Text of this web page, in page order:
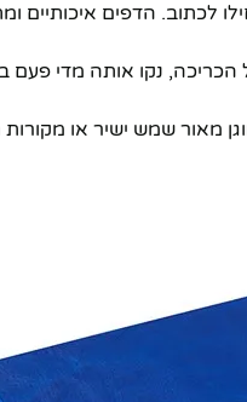
לכתוב. הדפים איכותיים
נקו אותה מדי פעם
מאור שמש ישיר או מקורות